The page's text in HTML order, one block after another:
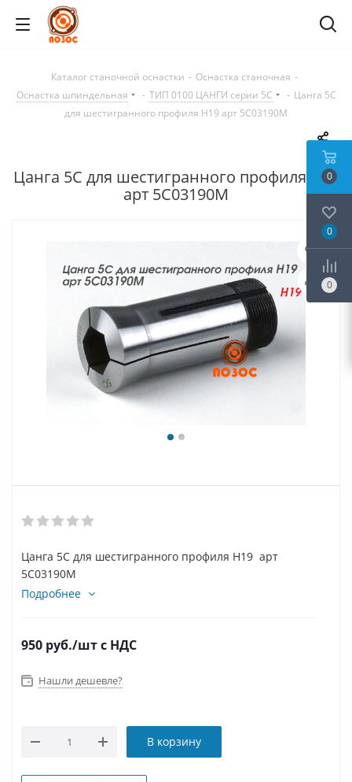
Каталог станочной оснастки - Оснастка станочная -
Оснастка шпиндельная
- ТИП 0100 ЦАНГИ серии 5C - Цанга 5С
для шестигранного профиля H19 арт 5C03190M
Цанга 5С для шестигранного профиля H19
арт 5C03190M
Цанга 5С для шестигранного профиля H19 арт
5C03190M
Подробнее
950 руб./штс НДС
Нашли дешевле?
В корзину
0
0
0